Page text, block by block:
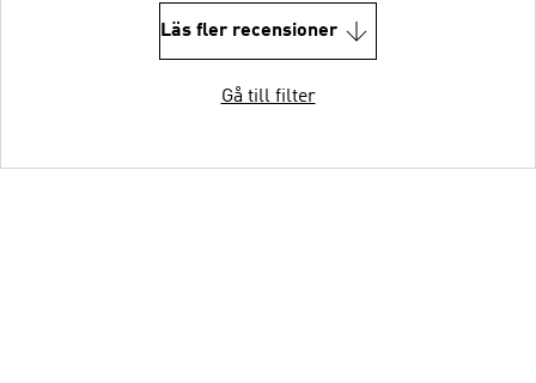
Läs fler recensioner
Gå till filter